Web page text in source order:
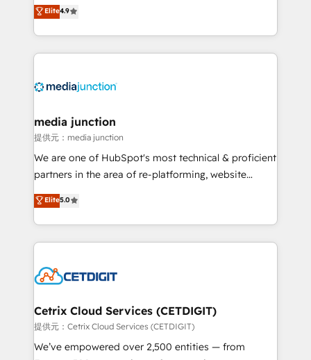
across industries through tailored marketing, sales,
and customer success strategies, utilizing RevOps
methodologies. As Latin America's largest HubSpot
offer unparalleled insights. Operating in five
Mexico, USA, and Portugal—we've executed over a
hundred successful operations. Our approach,
rooted in RevOps principles, integrates analysis,
training, planning, and qualification. Leveraging
inbound marketing tactics, we focus on
understanding, nurturing, and converting leads.
competitive market.
Elite4.9
media junction
提供元：media junction
We are one of HubSpot's most technical & proficient
partners in the area of re-platforming, website
design & development. We specialize in multi-hub
implementations for mid-market & enterprise
companies. We are woman-owned, powered by
coffee, and we ❤️ dogs. We produce award-winning
Impact Award 🏆2022 Technical Expertise Impact
Award 🏆2020 Elite Solutions Partner 🏆2019
Integrations HubSpot Impact Award 🏆2019
Marketing Enablement HubSpot Impact Award 🏆
Elite5.0
Cetrix Cloud Services (CETDIGIT)
提供元：Cetrix Cloud Services (CETDIGIT)
We’ve empowered over 2,500 entities — from